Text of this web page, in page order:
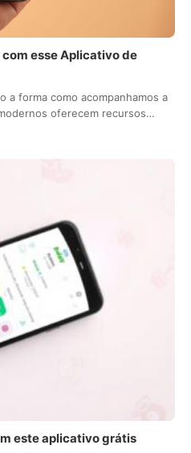
esse Aplicativo de
a forma como acompanhamos a
oferecem recursos…
este aplicativo grátis